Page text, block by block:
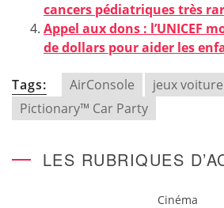
cancers pédiatriques très
Appel aux dons : l’UNICEF
de dollars pour aider les
Tags: AirConsole
jeux voiture
Pictionary™ Car Party
LES RUBRIQUES
Cinéma